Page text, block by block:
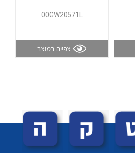
לכל מוצרי היצרן
00GW20571L
צפייה במוצר